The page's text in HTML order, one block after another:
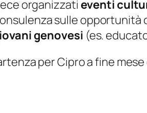
organizzati eventi
sulle opportunità
genovesi (es.
per Cipro a fine mese